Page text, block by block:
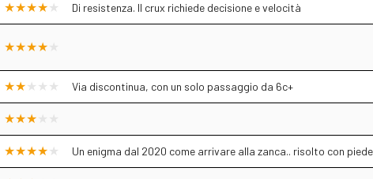
Di resistenza. Il crux richiede decisione e velocità
Via discontinua, con un solo passaggio da 6c+
Un enigma dal 2020 come arrivare alla zanca.. risolto con